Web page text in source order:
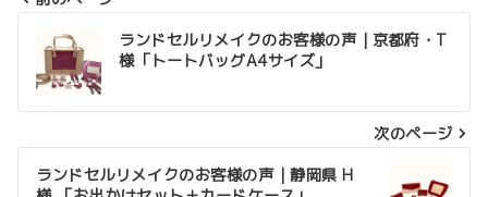
稿
ナ
ビ
ゲ
ランドセルリメイクのお客様の声｜京都府・T
様「トートバッグA4サイズ」
次のページ
ランドセルリメイクのお客様の声｜静岡県 H